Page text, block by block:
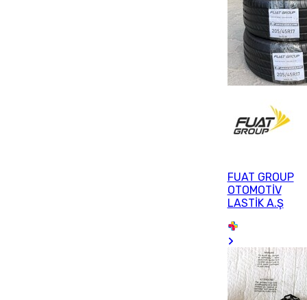
FUAT GROUP
OTOMOTİV
LASTİK A.Ş